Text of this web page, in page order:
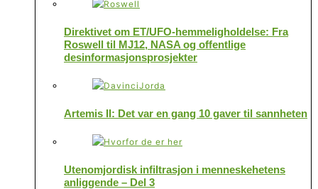
Direktivet om ET/UFO-hemmeligholdelse: Fra
Roswell til MJ12, NASA og offentlige
desinformasjonsprosjekter
Artemis II: Det var en gang 10 gaver til sannheten
Utenomjordisk infiltrasjon i menneskehetens
anliggende – Del 3